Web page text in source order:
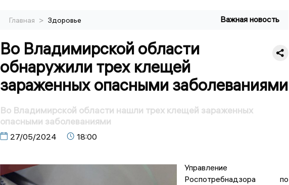
Главная > Здоровье Важная новость
Во Владимирской области
обнаружили трех клещей
зараженных опасными заболеваниями
Во Владимирской области нашли трех клещей зараженных
опасными заболеваниями
27/05/2024 18:00
Управление
Роспотребнадзора по